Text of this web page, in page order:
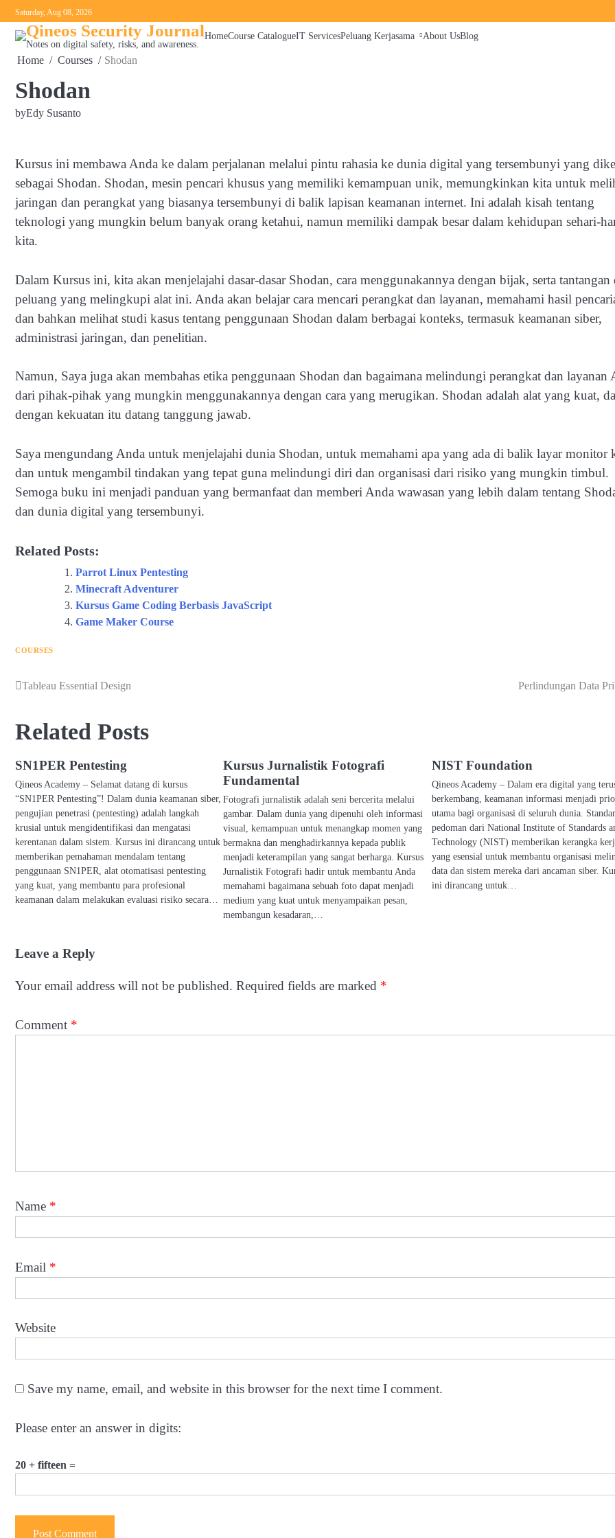
Skip
to
content
Saturday, Aug 08, 2026
Qineos Security Journal
Notes on digital safety, risks, and awareness.
HomeCourse CatalogueIT ServicesPeluang Kerjasama About UsBlog
Home Courses Shodan
Shodan
byEdy Susanto
Kursus ini membawa Anda ke dalam perjalanan melalui pintu rahasia ke dunia digital yang tersembunyi yang
sebagai Shodan. Shodan, mesin pencari khusus yang memiliki kemampuan unik, memungkinkan kita untuk
jaringan dan perangkat yang biasanya tersembunyi di balik lapisan keamanan internet. Ini adalah kisah tentang
teknologi yang mungkin belum banyak orang ketahui, namun memiliki dampak besar dalam kehidupan sehari-
kita.
Dalam Kursus ini, kita akan menjelajahi dasar-dasar Shodan, cara menggunakannya dengan bijak, serta tantangan
peluang yang melingkupi alat ini. Anda akan belajar cara mencari perangkat dan layanan, memahami hasil
dan bahkan melihat studi kasus tentang penggunaan Shodan dalam berbagai konteks, termasuk keamanan siber,
administrasi jaringan, dan penelitian.
Namun, Saya juga akan membahas etika penggunaan Shodan dan bagaimana melindungi perangkat dan layanan
dari pihak-pihak yang mungkin menggunakannya dengan cara yang merugikan. Shodan adalah alat yang kuat,
dengan kekuatan itu datang tanggung jawab.
Saya mengundang Anda untuk menjelajahi dunia Shodan, untuk memahami apa yang ada di balik layar monitor
dan untuk mengambil tindakan yang tepat guna melindungi diri dan organisasi dari risiko yang mungkin timbul.
Semoga buku ini menjadi panduan yang bermanfaat dan memberi Anda wawasan yang lebih dalam tentang
dan dunia digital yang tersembunyi.
Related Posts:
Parrot Linux Pentesting
Minecraft Adventurer
Kursus Game Coding Berbasis JavaScript
Game Maker Course
COURSES
Post
Tableau Essential Design Perlindungan Data
Related Posts
SN1PER Pentesting
Qineos Academy – Selamat datang di kursus
“SN1PER Pentesting”! Dalam dunia keamanan siber,
pengujian penetrasi (pentesting) adalah langkah
krusial untuk mengidentifikasi dan mengatasi
kerentanan dalam sistem. Kursus ini dirancang untuk
memberikan pemahaman mendalam tentang
penggunaan SN1PER, alat otomatisasi pentesting
yang kuat, yang membantu para profesional
keamanan dalam melakukan evaluasi risiko secara…
Kursus Jurnalistik Fotografi
Fundamental
Fotografi jurnalistik adalah seni bercerita melalui
gambar. Dalam dunia yang dipenuhi oleh informasi
visual, kemampuan untuk menangkap momen yang
bermakna dan menghadirkannya kepada publik
menjadi keterampilan yang sangat berharga. Kursus
Jurnalistik Fotografi hadir untuk membantu Anda
memahami bagaimana sebuah foto dapat menjadi
medium yang kuat untuk menyampaikan pesan,
membangun kesadaran,…
NIST Foundation
Qineos Academy – Dalam era digital yang
berkembang, keamanan informasi menjadi
utama bagi organisasi di seluruh dunia.
pedoman dari National Institute of Standards
Technology (NIST) memberikan kerangka
yang esensial untuk membantu organisasi
data dan sistem mereka dari ancaman siber.
ini dirancang untuk…
Leave a Reply
Your email address will not be published. Required fields are marked *
Comment *
Name *
Email *
Website
Save my name, email, and website in this browser for the next time I comment.
Please enter an answer in digits:
20 + fifteen =